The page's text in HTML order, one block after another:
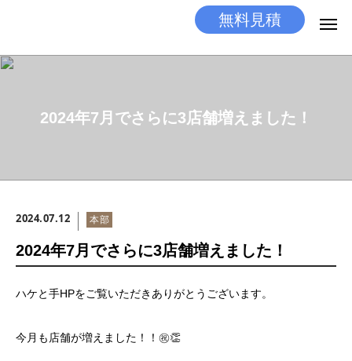
無料見積
2024年7月でさらに3店舗増えました！
2024.07.12 本部
2024年7月でさらに3店舗増えました！
ハケと手HPをご覧いただきありがとうございます。
今月も店舗が増えました！！㊗️👏
施工メニュー
工事の流れ
施工実績
ココだけの話
店舗